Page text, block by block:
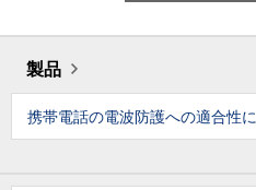
製品
携帯電話の電波防護への適合性